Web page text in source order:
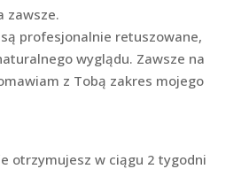
zawsze.
profesjonalnie retuszowane,
wyglądu. Zawsze na
z Tobą zakres mojego
otrzymujesz w ciągu 2 tygodni